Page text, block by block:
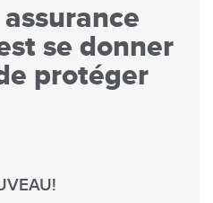
se donner
protéger